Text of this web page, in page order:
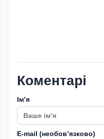
Коментарі
Імʼя
E-mail (необовʼязково)